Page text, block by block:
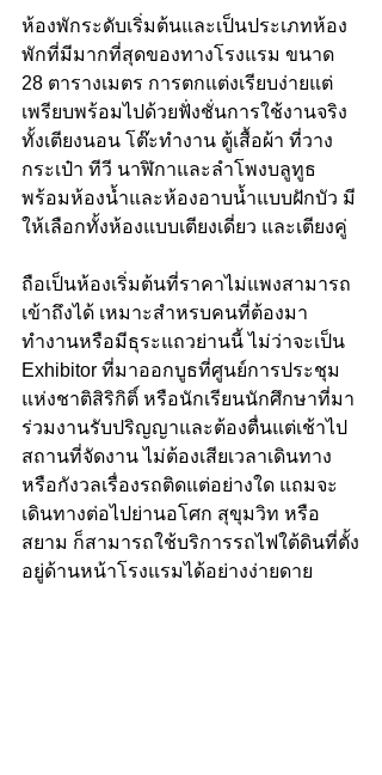
ห้องพักระดับเริ่มต้นและเป็นประเภทห้อง
พักที่มีมากที่สุดของทางโรงแรม ขนาด
28 ตารางเมตร การตกแต่งเรียบง่ายแต่
เพรียบพร้อมไปด้วยฟั่งชั่นการใช้งานจริง
ทั้งเตียงนอน โต๊ะทำงาน ตู้เสื้อผ้า ที่วาง
กระเป๋า ทีวี นาฬิกาและลำโพงบลูทูธ
พร้อมห้องน้ำและห้องอาบน้ำแบบฝักบัว มี
ให้เลือกทั้งห้องแบบเตียงเดี่ยว และเตียงคู่
ถือเป็นห้องเริ่มต้นที่ราคาไม่แพงสามารถ
เข้าถึงได้ เหมาะสำหรบคนที่ต้องมา
ทำงานหรือมีธุระแถวย่านนี้ ไม่ว่าจะเป็น
Exhibitor ที่มาออกบูธที่ศูนย์การประชุม
แห่งชาติสิริกิติ์ หรือนักเรียนนักศึกษาที่มา
ร่วมงานรับปริญญาและต้องตื่นแต่เช้าไป
สถานที่จัดงาน ไม่ต้องเสียเวลาเดินทาง
หรือกังวลเรื่องรถติดแต่อย่างใด แถมจะ
เดินทางต่อไปย่านอโศก สุขุมวิท หรือ
สยาม ก็สามารถใช้บริการรถไฟใต้ดินที่ตั้ง
อยู่ด้านหน้าโรงแรมได้อย่างง่ายดาย